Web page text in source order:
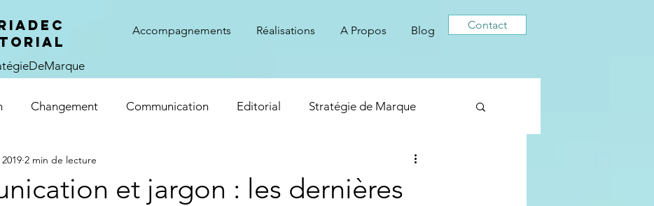
Accompagnements Réalisations A Propos Blog Contact
Changement Communication Editorial Stratégie de Marque
et jargon : les dernières
2 min de lecture